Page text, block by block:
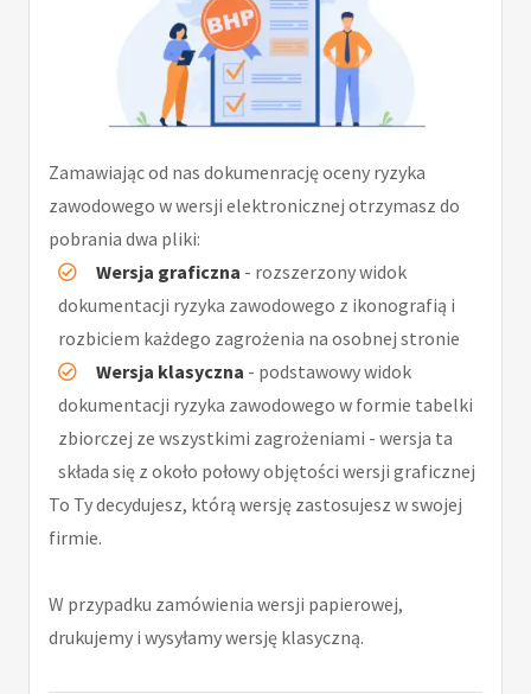
Zamawiając od nas dokumenrację oceny ryzyka
zawodowego w wersji elektronicznej otrzymasz do
pobrania dwa pliki:
Wersja graficzna - rozszerzony widok
dokumentacji ryzyka zawodowego z ikonografią i
rozbiciem każdego zagrożenia na osobnej stronie
Wersja klasyczna - podstawowy widok
dokumentacji ryzyka zawodowego w formie tabelki
zbiorczej ze wszystkimi zagrożeniami - wersja ta
składa się z około połowy objętości wersji graficznej
To Ty decydujesz, którą wersję zastosujesz w swojej
firmie.
W przypadku zamówienia wersji papierowej,
drukujemy i wysyłamy wersję klasyczną.